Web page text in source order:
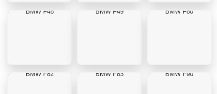
BMW F48 BMW F49 BMW F80
BMW F82 BMW F83 BMW F90